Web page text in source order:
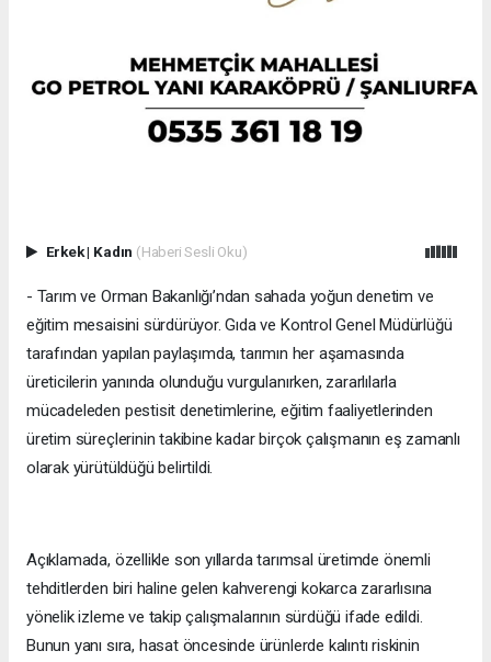
Erkek| Kadın (Haberi Sesli Oku)
- Tarım ve Orman Bakanlığı’ndan sahada yoğun denetim ve
eğitim mesaisini sürdürüyor. Gıda ve Kontrol Genel Müdürlüğü
tarafından yapılan paylaşımda, tarımın her aşamasında
üreticilerin yanında olunduğu vurgulanırken, zararlılarla
mücadeleden pestisit denetimlerine, eğitim faaliyetlerinden
üretim süreçlerinin takibine kadar birçok çalışmanın eş zamanlı
olarak yürütüldüğü belirtildi.
Açıklamada, özellikle son yıllarda tarımsal üretimde önemli
tehditlerden biri haline gelen kahverengi kokarca zararlısına
yönelik izleme ve takip çalışmalarının sürdüğü ifade edildi.
Bunun yanı sıra, hasat öncesinde ürünlerde kalıntı riskinin